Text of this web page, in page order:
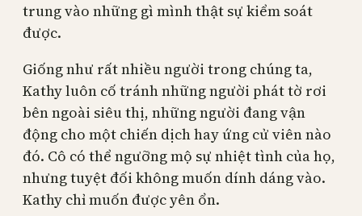
trung vào những gì mình thật sự kiểm soát
được.
Giống như rất nhiều người trong chúng ta,
Kathy luôn cố tránh những người phát tờ rơi
bên ngoài siêu thị, những người đang vận
động cho một chiến dịch hay ứng cử viên nào
đó. Cô có thể ngưỡng mộ sự nhiệt tình của họ,
nhưng tuyệt đối không muốn dính dáng vào.
Kathy chỉ muốn được yên ổn.